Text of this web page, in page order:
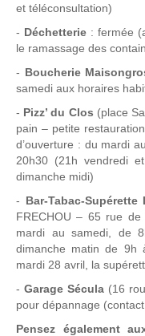
et téléconsultation)
- Déchetterie: fermée
le ramassage des
- Boucherie
samedi aux horaires
- Pizz’ du Clos (place
pain – petite
d’ouverture : du mardi
20h30 (21h vendredi
dimanche midi)
- Bar-Tabac-Supérette
FRECHOU – 65 rue
mardi au samedi, de
dimanche matin de 9h
mardi 28 avril, la
- Garage Sécula(16
pour dépannage
Pensez également